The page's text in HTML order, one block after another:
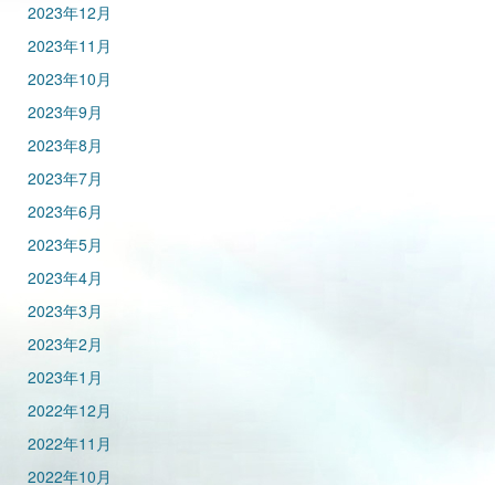
2023年12月
2023年11月
2023年10月
2023年9月
2023年8月
2023年7月
2023年6月
2023年5月
2023年4月
2023年3月
2023年2月
2023年1月
2022年12月
2022年11月
2022年10月